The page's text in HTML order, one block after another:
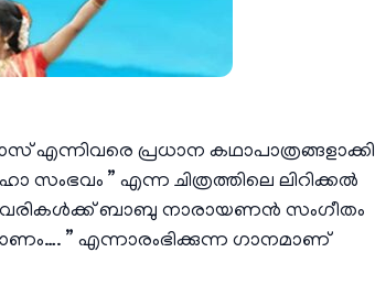
പ്രധാന കഥാപാത്രങ്ങളാക്കി
സംഭവം ” എന്ന ചിത്രത്തിലെ ലിറിക്കൽ
വരികൾക്ക് ബാബു നാരായണൻ സംഗീതം
” എന്നാരംഭിക്കുന്ന ഗാനമാണ്